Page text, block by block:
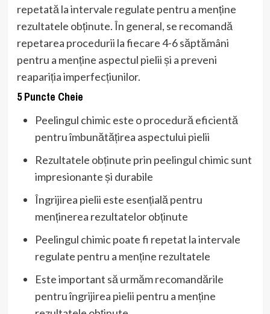
repetată la intervale regulate pentru a menține
rezultatele obținute. În general, se recomandă
repetarea procedurii la fiecare 4-6 săptămâni
pentru a menține aspectul pielii și a preveni
reapariția imperfecțiunilor.
5 Puncte Cheie
Peelingul chimic este o procedură eficientă
pentru îmbunătățirea aspectului pielii
Rezultatele obținute prin peelingul chimic sunt
impresionante și durabile
Îngrijirea pielii este esențială pentru
menținerea rezultatelor obținute
Peelingul chimic poate fi repetat la intervale
regulate pentru a menține rezultatele
Este important să urmăm recomandările
pentru îngrijirea pielii pentru a menține